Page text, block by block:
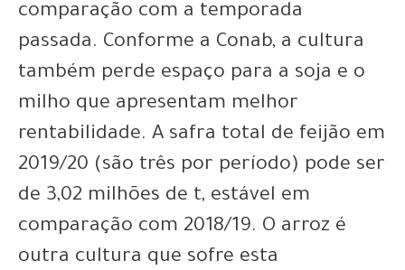
comparação com a temporada
passada. Conforme a Conab, a cultura
também perde espaço para a soja e o
milho que apresentam melhor
rentabilidade. A safra total de feijão em
2019/20 (são três por período) pode ser
de 3,02 milhões de t, estável em
comparação com 2018/19. O arroz é
outra cultura que sofre esta